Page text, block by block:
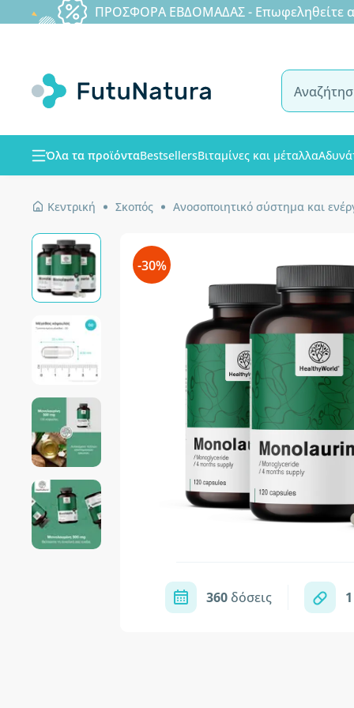
ΠΡΟΣΦΟΡΑ ΕΒΔΟΜΑΔΑΣ - Επωφεληθείτε
Όλα τα προϊόνταBestsellersΒιταμίνες και μέταλλα
Κεντρική Σκοπός Ανοσοποιητικό σύστημα και
-30%
360 δόσεις 1